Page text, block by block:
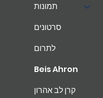
תמונות
סרטונים
לתרום
Beis Ahron
קרן לב אהרון